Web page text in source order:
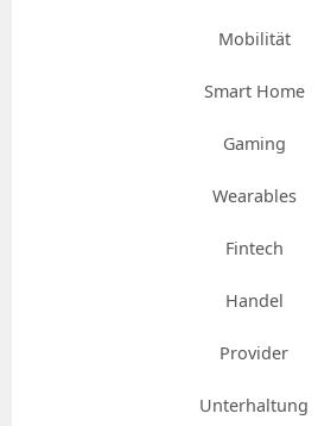
Mobilität
Smart Home
Gaming
Wearables
Fintech
Handel
Provider
Unterhaltung